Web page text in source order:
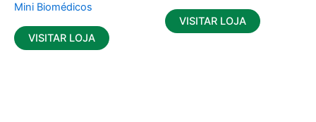
Mini Biomédicos
VISITAR LOJA
VISITAR LOJA